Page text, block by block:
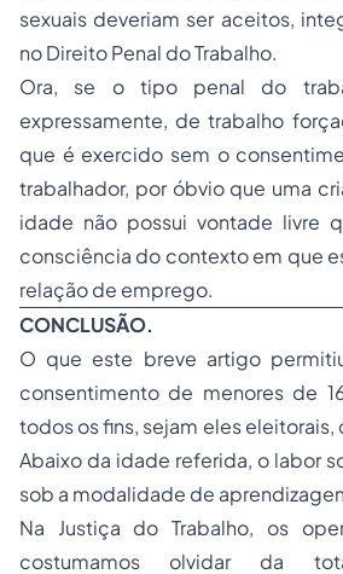
sexuais deveriam ser aceitos,
no Direito Penal do Trabalho.
Ora, se o tipo penal do
expressamente, de trabalho
que é exercido sem o
trabalhador, por óbvio que uma
idade não possui vontade livre
consciência do contexto em que
relação de emprego.
CONCLUSÃO.
O que este breve artigo
consentimento de menores de
todos os fins, sejam eles eleitorais,
Abaixo da idade referida, o labor
sob a modalidade de
Na Justiça do Trabalho, os
costumamos olvidar da